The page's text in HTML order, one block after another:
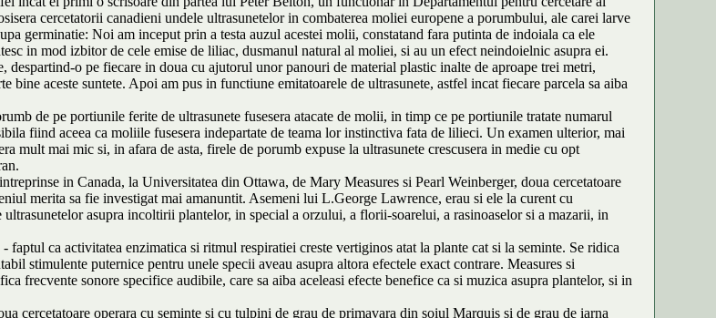
cercetatorii canadieni undele ultrasunetelor in combaterea moliei europene a porumbului, ale carei larve
germinatie: Noi am inceput prin a testa auzul acestei molii, constatand fara putinta de indoiala ca ele
in mod izbitor de cele emise de liliac, dusmanul natural al moliei, si au un efect neindoielnic asupra ei.
o pe fiecare in doua cu ajutorul unor panouri de material plastic inalte de aproape trei metri,
bine aceste suntete. Apoi am pus in functiune emitatoarele de ultrasunete, astfel incat fiecare parcela sa aiba
de pe portiunile ferite de ultrasunete fusesera atacate de molii, in timp ce pe portiunile tratate numarul
fiind aceea ca moliile fusesera indepartate de teama lor instinctiva fata de lilieci. Un examen ulterior, mai
mult mai mic si, in afara de asta, firele de porumb expuse la ultrasunete crescusera in medie cu opt
in Canada, la Universitatea din Ottawa, de Mary Measures si Pearl Weinberger, doua cercetatoare
merita sa fie investigat mai amanuntit. Asemeni lui L.George Lawrence, erau si ele la curent cu
asupra incoltirii plantelor, in special a orzului, a florii-soarelui, a rasinoaselor si a mazarii, in
faptul ca activitatea enzimatica si ritmul respiratiei creste vertiginos atat la plante cat si la seminte. Se ridica
stimulente puternice pentru unele specii aveau asupra altora efectele exact contrare. Measures si
frecvente sonore specifice audibile, care sa aiba aceleasi efecte benefice ca si muzica asupra plantelor, si in
cercetatoare operara cu seminte si cu tulpini de grau de primavara din soiul Marquis si de grau de iarna